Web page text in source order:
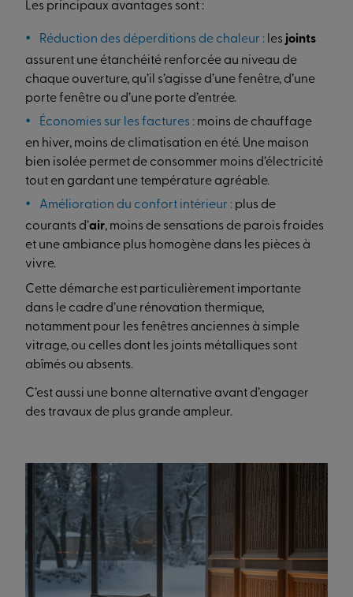
Les principaux avantages sont :
Réduction des déperditions de chaleur : les joints
assurent une étanchéité renforcée au niveau de
chaque ouverture, qu’il s’agisse d’une fenêtre, d’une
porte fenêtre ou d’une porte d’entrée.
Économies sur les factures : moins de chauffage
en hiver, moins de climatisation en été. Une maison
bien isolée permet de consommer moins d’électricité
tout en gardant une température agréable.
Amélioration du confort intérieur : plus de
courants d’air, moins de sensations de parois froides
et une ambiance plus homogène dans les pièces à
vivre.
Cette démarche est particulièrement importante
dans le cadre d’une rénovation thermique,
notamment pour les fenêtres anciennes à simple
vitrage, ou celles dont les joints métalliques sont
abîmés ou absents.
C’est aussi une bonne alternative avant d’engager
des travaux de plus grande ampleur.